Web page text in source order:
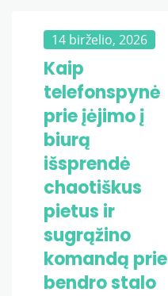
14 birželio, 2026
Kaip
telefonspynė
prie įėjimo į
biurą
išsprendė
chaotiškus
pietus ir
sugrąžino
komandą prie
bendro stalo